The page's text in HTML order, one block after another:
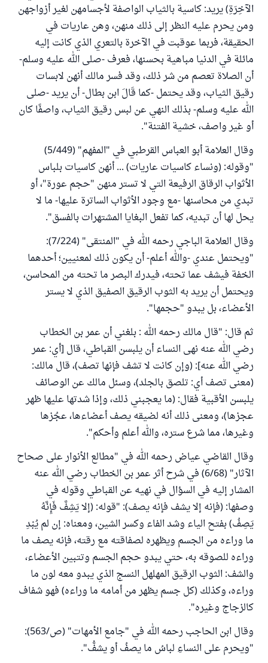
الآخِرَةِ) يريد: كاسية بالثياب الواصفة لأجسامهن لغير أزواجهن
ومن يحرم عليه النظر إلى ذلك منهن، وهن عاريات في
الحقيقة، فربما عوقبت في الآخرة بالتعري الذي كانت إليه
مائلة في الدنيا مباهية بحسنها، فعرف -صلى الله عليه وسلم-
أن الصلاة تعصم من شر ذلك، وقد فسر مالك أنهن لابسات
رقيق الثياب، وقد يحتمل -كما قَالَ ابن بطال- أن يريد -صلى
الله عليه وسلم- بذلك النهي عن لبس رقيق الثياب، واصفًا كان
أو غير واصف، خشية الفتنة".
وقال العلامة أبو العباس القرطبي في "المفهم" (5/449)
"وقوله: (ونساء كاسيات عاريات) ... أنهن كاسيات بلباس
الأثواب الرقاق الرفيعة التي لا تستر منهن "حجم عورة"، أو
تبدي من محاسنها -مع وجود الأثواب الساترة عليها- ما لا
يحل لها أن تبديه، كما تفعل البغايا المشتهرات بالفسق".
وقال العلامة الباجي رحمه الله في "المنتقى" (7/224):
"ويحتمل عندي -والله أعلم- أن يكون ذلك لمعنيين؛ أحدهما
الخفة فيشف عما تحته، فيدرك البصر ما تحته من المحاسن،
ويحتمل أن يريد به الثوب الرقيق الصفيق الذي لا يستر
الأعضاء، بل يبدو "حجمها".
ثم قال: "قال مالك رحمه الله : بلغني أن عمر بن الخطاب
رضي الله عنه نهى النساء أن يلبسن القباطي، قال [أي: عمر
رضي الله عنه]: (وإن كانت لا تشف فإنها تصف)، قال مالك:
(معنى تصف أي: تلصق بالجلد)، وسئل مالك عن الوصائف
يلبسن الأقبية فقال: (ما يعجبني ذلك، وإذا شدتها عليها ظهر
عجزها)، ومعنى ذلك أنه لضيقه يصف أعضاءها، عجُزها
وغيرها، مما شرع ستره، والله أعلم وأحكم".
وقال القاضي عياض رحمه الله في "مطالع الأنوار على صحاح
الآثار" (6/68) في شرح أثر عمر بن الخطاب رضي الله عنه
المشار إليه في السؤال في نهيه عن القباطي وقوله في
وصفها: (فإنه إلا يشف فإنه يصف): "قوله: (إلا يَشِفَّ فَإِنَّهُ
يَصِفُ) بفتح الياء وشد الفاء وكسر الشين، ومعناه: إن لم يُبْدِ
ما وراءه من الجسم ويظهره لصفاقته مع رقته، فإنه يصف ما
وراءه للصوقه به، حتي يبدو حجم الجسم وتتبين الأعضاء،
والشف: الثوب الرقيق المهلهل النسج الذي يبدو معه لون ما
وراءه، وكذلك (كل جسم يظهر من أمامه ما وراءه) فهو شفاف
كالزجاج وغيره".
وقال ابن الحاجب رحمه الله في "جامع الأمهات" (ص/563):
"ويحرم على النساءِ لباسُ ما يصفُ أو يشفُّ".